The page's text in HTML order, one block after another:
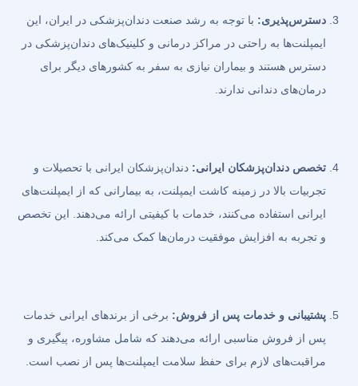
دسترس‌پذیری: با توجه به رشد صنعت دندان‌پزشکی در ایران، این
ایمپلنت‌ها به راحتی در مراکز درمانی و کلینیک‌های دندان‌پزشکی در
دسترس هستند و بیماران نیازی به سفر به کشورهای دیگر برای
درمان‌های دندانی ندارند.
تخصص دندان‌پزشکان ایرانی: دندان‌پزشکان ایرانی با تحصیلات و
تجربیات بالا در زمینه کاشت ایمپلنت، به بیمارانی که از ایمپلنت‌های
ایرانی استفاده می‌کنند، خدمات با کیفیتی ارائه می‌دهند. این تخصص
و تجربه به افزایش موفقیت درمان‌ها کمک می‌کند.
پشتیبانی و خدمات پس از فروش: برخی از برندهای ایرانی خدمات
پس از فروش مناسبی ارائه می‌دهند که شامل مشاوره، پیگیری و
مراقبت‌های لازم برای حفظ سلامت ایمپلنت‌ها پس از نصب است.